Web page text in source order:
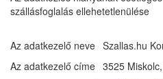
szállásfoglalás ellehetetlenülése
Az adatkezelő neve Szallas.hu
Az adatkezelő címe 3525